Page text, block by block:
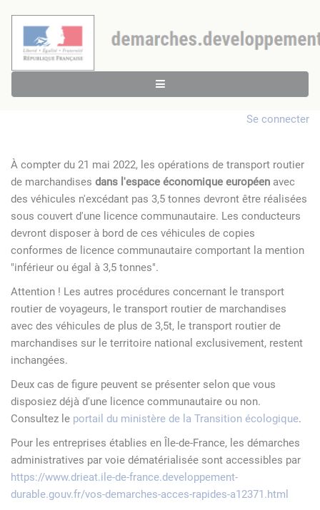
Se connecter
À compter du 21 mai 2022, les opérations de transport routier
de marchandises dans l'espace économique européen avec
des véhicules n'excédant pas 3,5 tonnes devront être réalisées
sous couvert d'une licence communautaire. Les conducteurs
devront disposer à bord de ces véhicules de copies
conformes de licence communautaire comportant la mention
"inférieur ou égal à 3,5 tonnes".
Attention ! Les autres procédures concernant le transport
routier de voyageurs, le transport routier de marchandises
avec des véhicules de plus de 3,5t, le transport routier de
marchandises sur le territoire national exclusivement, restent
inchangées.
Deux cas de figure peuvent se présenter selon que vous
disposiez déjà d'une licence communautaire ou non.
Consultez le portail du ministère de la Transition écologique.
Pour les entreprises établies en Île-de-France, les démarches
administratives par voie dématérialisée sont accessibles par
https://www.drieat.ile-de-france.developpement-
durable.gouv.fr/vos-demarches-acces-rapides-a12371.html